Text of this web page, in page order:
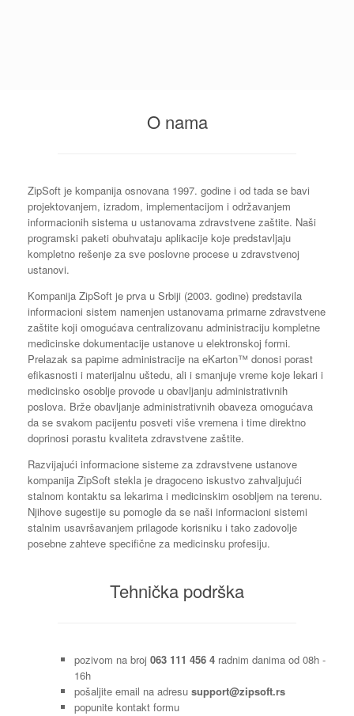
O nama
ZipSoft je kompanija osnovana 1997. godine i od tada se bavi
projektovanjem, izradom, implementacijom i održavanjem
informacionih sistema u ustanovama zdravstvene zaštite. Naši
programski paketi obuhvataju aplikacije koje predstavljaju
kompletno rešenje za sve poslovne procese u zdravstvenoj
ustanovi.
Kompanija ZipSoft je prva u Srbiji (2003. godine) predstavila
informacioni sistem namenjen ustanovama primarne zdravstvene
zaštite koji omogućava centralizovanu administraciju kompletne
medicinske dokumentacije ustanove u elektronskoj formi.
Prelazak sa papirne administracije na eKarton™ donosi porast
efikasnosti i materijalnu uštedu, ali i smanjuje vreme koje lekari i
medicinsko osoblje provode u obavljanju administrativnih
poslova. Brže obavljanje administrativnih obaveza omogućava
da se svakom pacijentu posveti više vremena i time direktno
doprinosi porastu kvaliteta zdravstvene zaštite.
Razvijajući informacione sisteme za zdravstvene ustanove
kompanija ZipSoft stekla je dragoceno iskustvo zahvaljujući
stalnom kontaktu sa lekarima i medicinskim osobljem na terenu.
Njihove sugestije su pomogle da se naši informacioni sistemi
stalnim usavršavanjem prilagode korisniku i tako zadovolje
posebne zahteve specifične za medicinsku profesiju.
Tehnička podrška
pozivom na broj 063 111 456 4 radnim danima od 08h -
16h
pošaljite email na adresu support@zipsoft.rs
popunite kontakt formu